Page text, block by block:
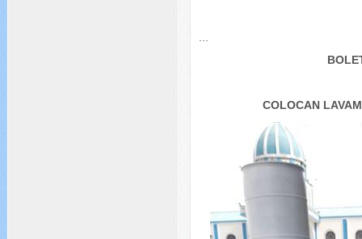
...
COLOCAN